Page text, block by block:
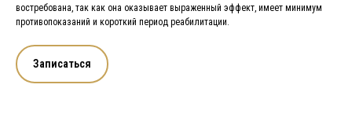
востребована, так как она оказывает выраженный эффект, имеет минимум
противопоказаний и короткий период реабилитации.
Записаться